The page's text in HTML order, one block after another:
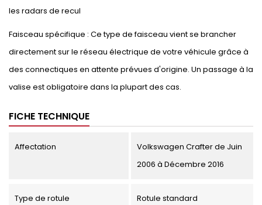
les radars de recul
Faisceau spécifique : Ce type de faisceau vient se brancher
directement sur le réseau électrique de votre véhicule grâce à
des connectiques en attente prévues d'origine. Un passage à la
valise est obligatoire dans la plupart des cas.
FICHE TECHNIQUE
Affectation
Volkswagen Crafter de Juin
2006 à Décembre 2016
Type de rotule Rotule standard